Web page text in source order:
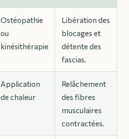
Ostéopathie
ou
kinésithérapie
Libération des
blocages et
détente des
fascias.
Application
de chaleur
Relâchement
des fibres
musculaires
contractées.